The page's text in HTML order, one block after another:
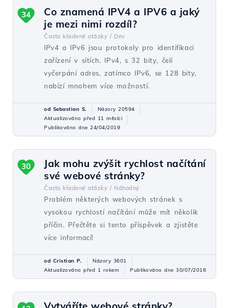
Co znamená IPV4 a IPV6 a jaký
je mezi nimi rozdíl?
Často kladené otázky / Dev
IPv4 a IPv6 jsou protokoly pro identifikaci
zařízení v sítích. IPv4, s 32 bity, čelí
vyčerpání adres, zatímco IPv6, se 128 bity,
nabízí mnohem více možností.
34
od Sebastian S.
Názory 20594
Aktualizováno před 11 měsíci
Publikováno dne 24/04/2019
Jak mohu zvýšit rychlost načítání
své webové stránky?
Často kladené otázky / Náhodný
Problém některých webových stránek s
vysokou rychlostí načítání může mít několik
příčin. Přečtěte si tento příspěvek a zjistěte
více informací!
30
od Cristian P.
Názory 3601
Aktualizováno před 1 rokem
Publikováno dne 30/07/2018